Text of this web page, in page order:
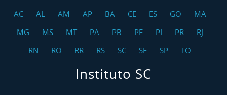
AC AL AM AP BA CE ES GO
MA
MG
MS MT PA PB PE PI PR
RJ
RN
RO RR RS SC SE SP TO
Instituto SC